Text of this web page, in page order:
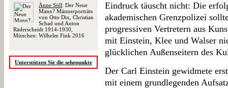
Änne Söll: Der Neue
Mann? Männerporträts
von Otto Dix, Christian
Schad und Anton
Räderscheidt 1914-1930,
München: Wilhelm Fink 2016
Unterstützen Sie die sehepunkte
Eindruck täuscht nicht: Die
akademischen Grenzpolizei
progressiven Vertretern aus
mit Einstein, Klee und Walser
glücklichen Außenseitern des
Der Carl Einstein gewidmete
mit einem grundlegenden